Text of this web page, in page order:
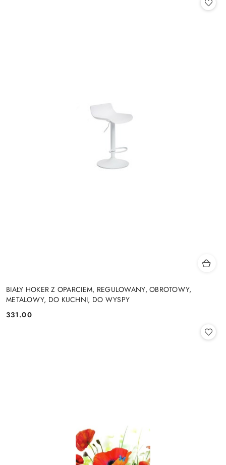
BIAŁY HOKER Z OPARCIEM, REGULOWANY, OBROTOWY,
METALOWY, DO KUCHNI, DO WYSPY
Cena:
331.00